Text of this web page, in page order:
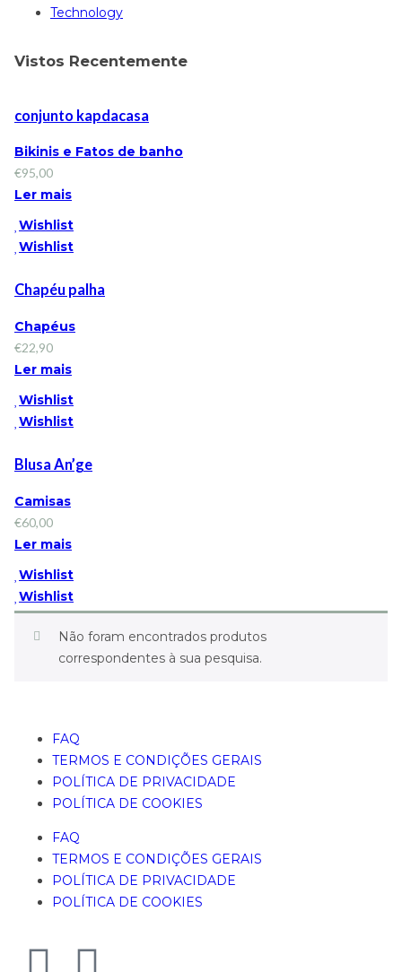
Technology
Vistos Recentemente
conjunto kapdacasa
Bikinis e Fatos de banho
€95,00
Ler mais
Wishlist
Wishlist
Chapéu palha
Chapéus
€22,90
Ler mais
Wishlist
Wishlist
Blusa An’ge
Camisas
€60,00
Ler mais
Wishlist
Wishlist
Não foram encontrados produtos
correspondentes à sua pesquisa.
FAQ
TERMOS E CONDIÇÕES GERAIS
POLÍTICA DE PRIVACIDADE
POLÍTICA DE COOKIES
FAQ
TERMOS E CONDIÇÕES GERAIS
POLÍTICA DE PRIVACIDADE
POLÍTICA DE COOKIES